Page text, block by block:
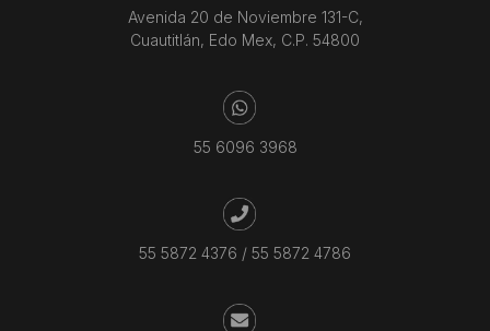
Avenida 20 de Noviembre 131-C,
Cuautitlán, Edo Mex, C.P. 54800
55 6096 3968
55 5872 4376 / 55 5872 4786